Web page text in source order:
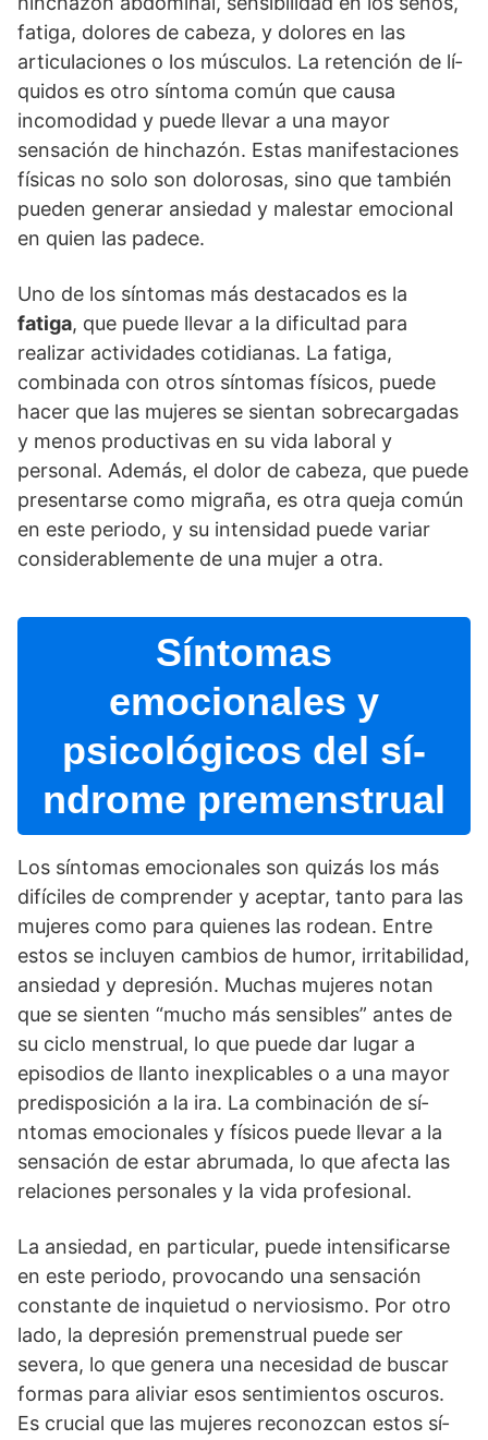
fatiga, dolores de cabeza, y dolores en las
articulaciones o los músculos. La retención de lí­
quidos es otro sí­ntoma común que causa
incomodidad y puede llevar a una mayor
sensación de hinchazón. Estas manifestaciones
fí­sicas no solo son dolorosas, sino que también
pueden generar ansiedad y malestar emocional
en quien las padece.
Uno de los sí­ntomas más destacados es la
fatiga, que puede llevar a la dificultad para
realizar actividades cotidianas. La fatiga,
combinada con otros sí­ntomas fí­sicos, puede
hacer que las mujeres se sientan sobrecargadas
y menos productivas en su vida laboral y
personal. Además, el dolor de cabeza, que puede
presentarse como migraña, es otra queja común
en este periodo, y su intensidad puede variar
considerablemente de una mujer a otra.
Sí­ntomas
emocionales y
psicológicos del sí­
ndrome premenstrual
Los sí­ntomas emocionales son quizás los más
difí­ciles de comprender y aceptar, tanto para las
mujeres como para quienes las rodean. Entre
estos se incluyen cambios de humor, irritabilidad,
ansiedad y depresión. Muchas mujeres notan
que se sienten “mucho más sensibles” antes de
su ciclo menstrual, lo que puede dar lugar a
episodios de llanto inexplicables o a una mayor
predisposición a la ira. La combinación de sí­
ntomas emocionales y fí­sicos puede llevar a la
sensación de estar abrumada, lo que afecta las
relaciones personales y la vida profesional.
La ansiedad, en particular, puede intensificarse
en este periodo, provocando una sensación
constante de inquietud o nerviosismo. Por otro
lado, la depresión premenstrual puede ser
severa, lo que genera una necesidad de buscar
formas para aliviar esos sentimientos oscuros.
Es crucial que las mujeres reconozcan estos sí­